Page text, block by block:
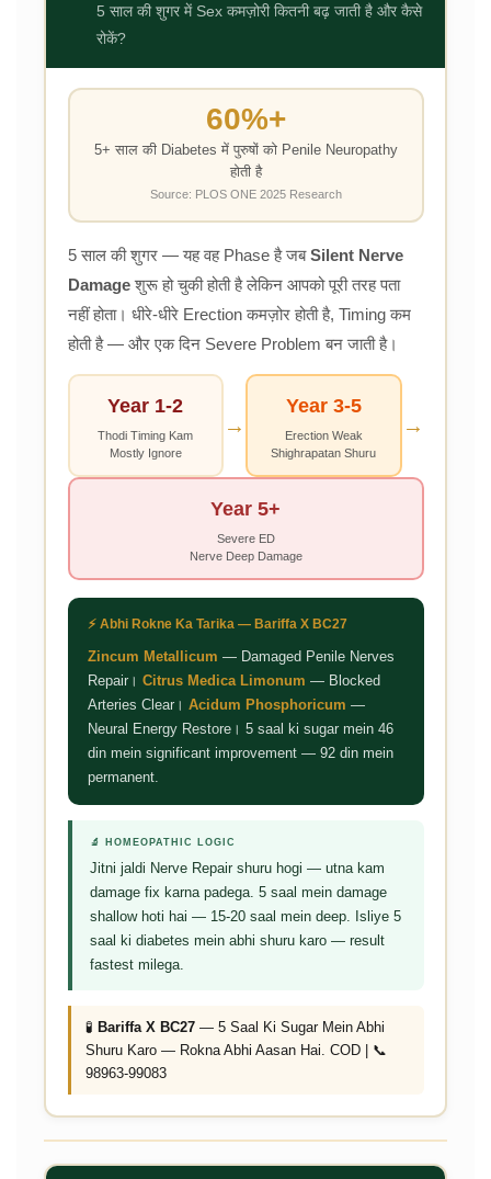
5 साल की शुगर में Sex कमज़ोरी कितनी बढ़ जाती है और कैसे
रोकें?
60%+
5+ साल की Diabetes में पुरुषों को Penile Neuropathy
होती है
Source: PLOS ONE 2025 Research
5 साल की शुगर — यह वह Phase है जबSilent Nerve
Damageशुरू हो चुकी होती है लेकिन आपको पूरी तरह पता
नहीं होता। धीरे-धीरे Erection कमज़ोर होती है, Timing कम
होती है — और एक दिन Severe Problem बन जाती है।
Year 1-2
Thodi Timing Kam
Mostly Ignore
→
Year 3-5
Erection Weak
Shighrapatan Shuru
→
Year 5+
Severe ED
Nerve Deep Damage
⚡ Abhi Rokne Ka Tarika — Bariffa X BC27
Zincum Metallicum — Damaged Penile Nerves
Repair। Citrus Medica Limonum — Blocked
Arteries Clear। Acidum Phosphoricum —
Neural Energy Restore। 5 saal ki sugar mein 46
din mein significant improvement — 92 din mein
permanent.
🔬 HOMEOPATHIC LOGIC
Jitni jaldi Nerve Repair shuru hogi — utna kam
damage fix karna padega. 5 saal mein damage
shallow hoti hai — 15-20 saal mein deep. Isliye 5
saal ki diabetes mein abhi shuru karo — result
fastest milega.
🧪 Bariffa X BC27— 5 Saal Ki Sugar Mein Abhi
Shuru Karo — Rokna Abhi Aasan Hai. COD | 📞
98963-99083